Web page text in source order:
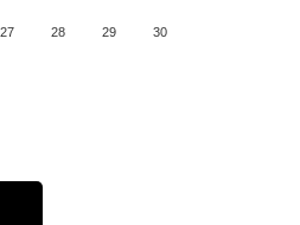
27 28 29 30